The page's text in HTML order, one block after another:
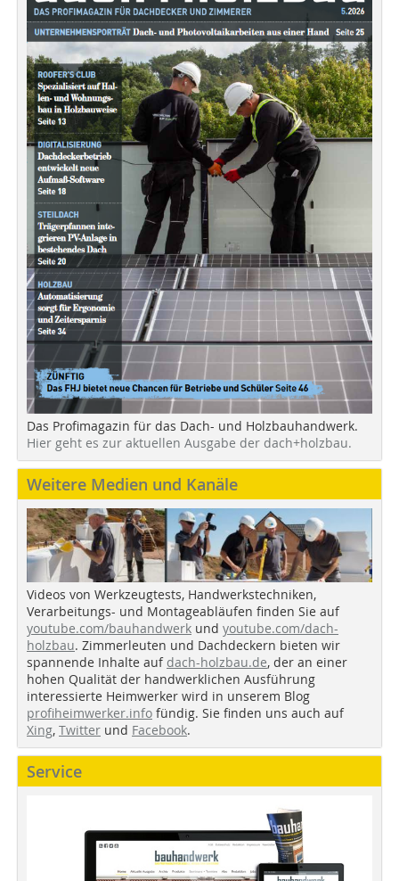
Das Profimagazin für das Dach- und Holzbauhandwerk.
Hier geht es zur aktuellen Ausgabe der dach+holzbau.
Weitere Medien und Kanäle
Videos von Werkzeugtests, Handwerkstechniken,
Verarbeitungs- und Montageabläufen finden Sie auf
youtube.com/bauhandwerk und youtube.com/dach-
holzbau. Zimmerleuten und Dachdeckern bieten wir
spannende Inhalte auf dach-holzbau.de, der an einer
hohen Qualität der handwerklichen Ausführung
interessierte Heimwerker wird in unserem Blog
profiheimwerker.info fündig. Sie finden uns auch auf
Xing, Twitter und Facebook.
Service